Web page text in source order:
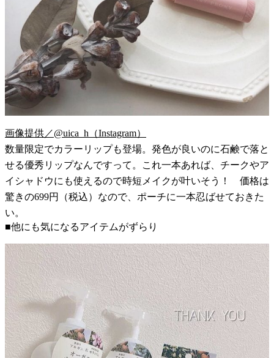
画像提供／@uica_h（Instagram）
数量限定でカラーリップも登場。発色が良いのに石鹸で落と
せる優秀リップなんですって。これ一本あれば、チークやア
イシャドウにも使えるので時短メイクが叶いそう！ 価格は
驚きの699円（税込）なので、ポーチに一本忍ばせておきた
い。
■他にも気になるアイテムがずらり